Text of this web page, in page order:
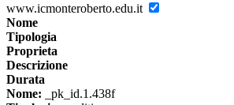
www.icmonteroberto.edu.it
Nome
Tipologia
Proprieta
Descrizione
Durata
Nome: _pk_id.1.438f